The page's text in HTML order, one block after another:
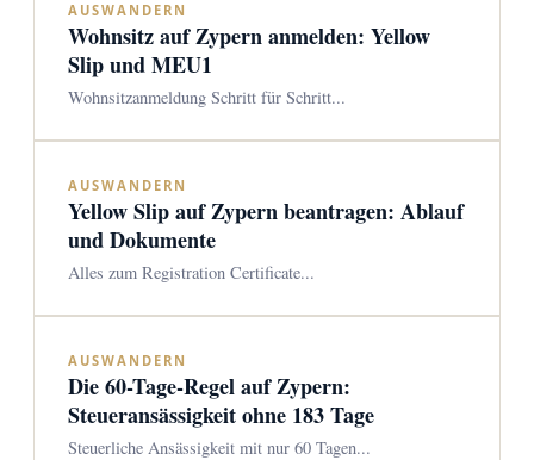
AUSWANDERN
Wohnsitz auf Zypern anmelden: Yellow
Slip und MEU1
Wohnsitzanmeldung Schritt für Schritt...
AUSWANDERN
Yellow Slip auf Zypern beantragen: Ablauf
und Dokumente
Alles zum Registration Certificate...
AUSWANDERN
Die 60-Tage-Regel auf Zypern:
Steueransässigkeit ohne 183 Tage
Steuerliche Ansässigkeit mit nur 60 Tagen...